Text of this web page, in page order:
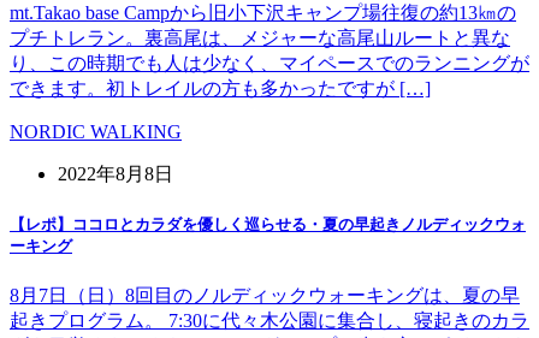
mt.Takao base Campから旧小下沢キャンプ場往復の約13㎞の
プチトレラン。裏高尾は、メジャーな高尾山ルートと異な
り、この時期でも人は少なく、マイペースでのランニングが
できます。初トレイルの方も多かったですが […]
NORDIC WALKING
2022年8月8日
【レポ】ココロとカラダを優しく巡らせる・夏の早起きノルディックウォ
ーキング
8月7日（日）8回目のノルディックウォーキングは、夏の早
起きプログラム。 7:30に代々木公園に集合し、寝起きのカラ